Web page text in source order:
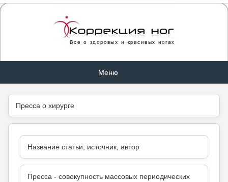
Меню
Пресса о хирурге
Название статьи, источник, автор
Пресса - совокупность массовых периодических